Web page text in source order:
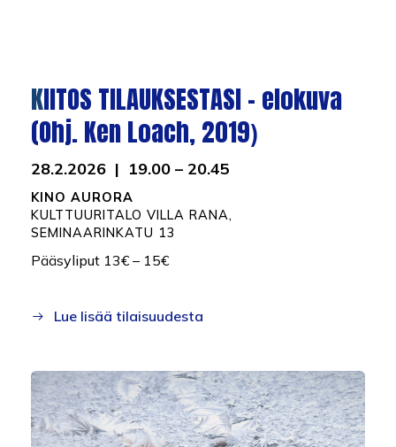
KIITOS TILAUKSESTASI – elokuva
(Ohj. Ken Loach, 2019)
28.2.2026 | 19.00 – 20.45
KINO AURORA
KULTTUURITALO VILLA RANA,
SEMINAARINKATU 13
Pääsyliput 13€ – 15€
Lue lisää tilaisuudesta